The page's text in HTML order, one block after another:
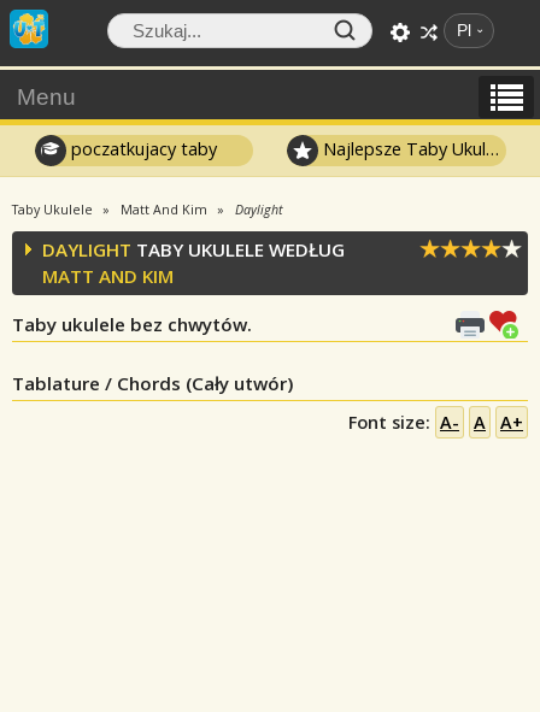
Pl
Menu
poczatkujacy taby Najlepsze Taby Ukulele
Taby Ukulele Matt And Kim Daylight
DAYLIGHT TABY UKULELE WEDŁUG
MATT AND KIM
Taby ukulele bez chwytów.
Tablature / Chords (Cały utwór)
Font size: A- A A+